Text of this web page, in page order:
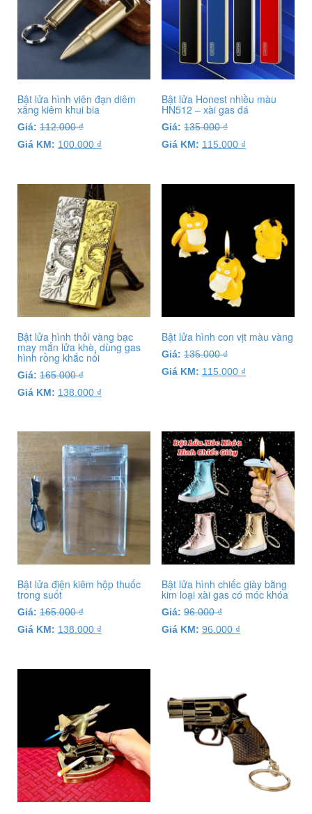
Bật lửa hình viên đạn diêm
xăng kiêm khui bia
Giá: 112.000₫
Giá KM: 100.000 ₫
Bật lửa Honest nhiều màu
HN512 – xài gas đá
Giá: 135.000₫
Giá KM: 115.000 ₫
Bật lửa hình thỏi vàng bạc
may mắn lửa khè, dùng gas
hình rồng khắc nổi
Giá: 165.000₫
Giá KM: 138.000 ₫
Bật lửa hình con vịt màu vàng
Giá: 135.000₫
Giá KM: 115.000 ₫
Bật lửa điện kiêm hộp thuốc
trong suốt
Giá: 165.000₫
Giá KM: 138.000 ₫
Bật lửa hình chiếc giày bằng
kim loại xài gas có móc khóa
Giá: 96.000₫
Giá KM: 96.000 ₫